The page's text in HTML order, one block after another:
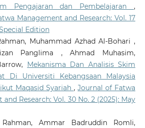
Pengajaran dan Pembelajaran,
Management and Research: Vol. 17
Edition
Muhammad Azhad Al-Bohari ,
Panglima , Ahmad Muhasim,
Mekanisma Dan Analisis Skim
Di Universiti Kebangsaan Malaysia
Maqasid Syariah,Journal of Fatwa
Research: Vol. 30 No. 2 (2025): May
Ammar Badruddin Romli,